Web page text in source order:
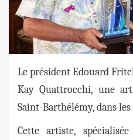
Le président Edouard
Kay Quattrocchi, une
Saint-Barthélémy, dans
Cette artiste,